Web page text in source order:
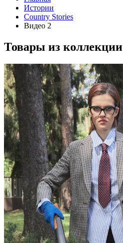
Истории
Country Stories
Видео 2
Товары из коллекции